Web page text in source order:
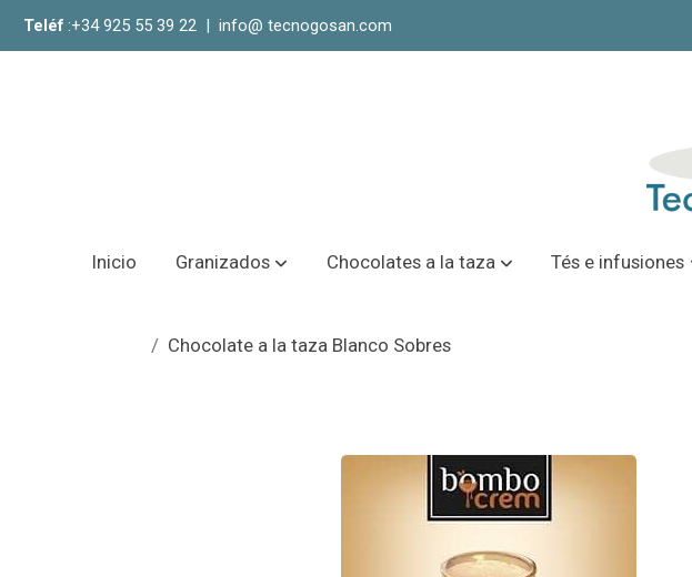
Teléf:+34 925 55 39 22 | info@ tecnogosan.com
Inicio Granizados Chocolates a la taza Tés e infusiones
Chocolate a la taza Blanco Sobres